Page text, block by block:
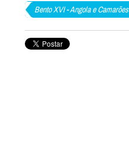
Bento XVI - Angola e Camarões